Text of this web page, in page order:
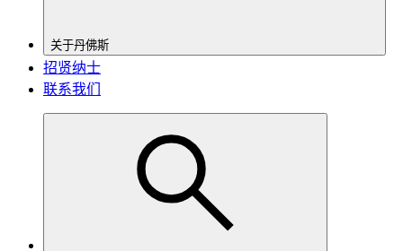
关于丹佛斯
招贤纳士
联系我们